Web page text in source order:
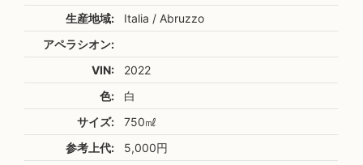
生産地域:
Italia / Abruzzo
アペラシオン:
VIN:
2022
色:
白
サイズ:
750㎖
参考上代:
5,000円